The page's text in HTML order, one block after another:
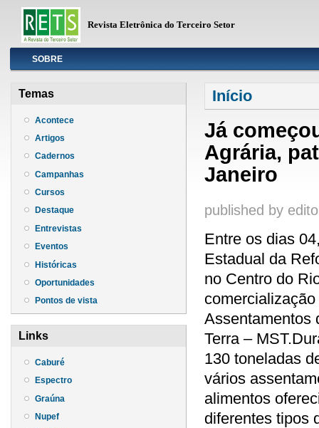
Revista Eletrônica do Terceiro Setor
InfoSOBRE
Temas
Acontece
Artigos
Cadernos
Campanhas
Cursos
Destaque
Entrevistas
Eventos
Históricas
Oportunidades
Pontos de vista
Links
Caburé
Espectro
Graúna
Nupef
Você está aqui
Início
Já
Agrária,
Janeiro
published by
Entre os dias
Estadual da
no Centro do
Assentamentos
Terra –
130 toneladas
vários
alimentos
diferentes tipos